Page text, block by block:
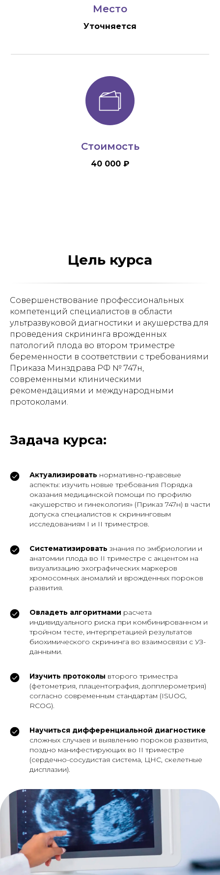
Место
Уточняется
Стоимость
40 000 ₽
Цель курса
Совершенствование профессиональных
компетенций специалистов в области
ультразвуковой диагностики и акушерства для
проведения скрининга врожденных
патологий плода во втором триместре
беременности в соответствии с требованиями
Приказа Минздрава РФ № 747н,
современными клиническими
рекомендациями и международными
протоколами.
Задача курса:
Актуализировать нормативно-правовые
аспекты: изучить новые требования Порядка
оказания медицинской помощи по профилю
«акушерство и гинекология» (Приказ 747н) в части
допуска специалистов к скрининговым
исследованиям I и II триместров.
Систематизировать знания по эмбриологии и
анатомии плода во II триместре с акцентом на
визуализацию эхографических маркеров
хромосомных аномалий и врожденных пороков
развития.
Овладеть алгоритмами расчета
индивидуального риска при комбинированном и
тройном тесте, интерпретацией результатов
биохимического скрининга во взаимосвязи с УЗ-
данными.
Изучить протоколы второго триместра
(фетометрия, плацентография, допплерометрия)
согласно современным стандартам (ISUOG,
RCOG).
Научиться дифференциальной диагностике
сложных случаев и выявлению пороков развития,
поздно манифестирующих во II триместре
(сердечно-сосудистая система, ЦНС, скелетные
дисплазии).